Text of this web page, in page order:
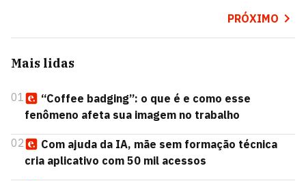
PRÓXIMO
Mais lidas
01
“Coffee badging”: o que é e como esse
fenômeno afeta sua imagem no trabalho
02
Com ajuda da IA, mãe sem formação técnica
cria aplicativo com 50 mil acessos